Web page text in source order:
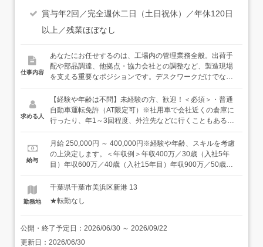
賞与年2回／完全週休二日（土日祝休）／年休120日
以上／残業ほぼなし
仕事内容
あなたにお任せするのは、工場内の管理業務全般。出荷手
配や部品調達、他拠点・協力会社との調整など、製造現場
を支える重要なポジションです。デスクワークだけでな
く、製品確認や梱包作業なども行うため、現場との距離が
近く、モノづくりを身近に感じながら働けます。【この仕
事の魅力】当社では、お客様ごとに仕様が異なるオーダー
メイド製品を製造しています。そのため、「どんな部品が
社と連携しながら進めることが重要です。工場全体の流れ
を把握し、多くの人とコミュニケーションを取りながらモ
ノづくりを支える、やりがいのある仕事です。【未経験の
要ありません。現在は複数の社員が分担して担当してお
り、入社後は生産部長や先輩社員が丁寧にサポートしま
す。製造部門の事務所内での勤務となるため、周囲には常
に相談できる仲間がいます。分からないことがあれば気軽
に質問できる環境ですので、未経験の方も安心してスター
求める人
【経験や年齢は不問】未経験の方、歓迎！＜必須＞・普通
自動車運転免許（AT限定可）※社用車で会社近くの倉庫に
行ったり、年1～3回程度、外注先などに行くこともあるた
め＜歓迎＞・人と話すことが好きな方・製造業界での経験
業界経験については、あくまであれば活かせるという程度
です。製造業界の特徴を知っていると、仕事内容に親しみ
が持てると思います。知識不問で始められるお仕事なの
い。
給与
月給 250,000円 ～ 400,000円※経験や年齢、スキルを考慮
の上決定します。＜年収例＞年収400万／30歳（入社5年
目）年収600万／40歳（入社15年目）年収900万／50歳
（入社25年目）
勤務地
千葉県千葉市美浜区新港 13
★転勤なし
公開・終了予定日： 2026/06/30 ～ 2026/09/22
更新日： 2026/06/30